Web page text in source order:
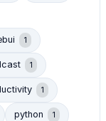
1
1
1
python 1